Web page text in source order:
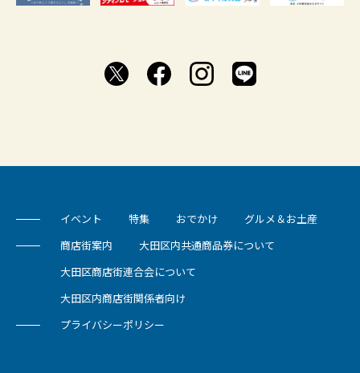
イベント 特集 おでかけ グルメ＆お土産
商店街案内 大田区内共通商品券について
大田区商店街連合会について
大田区内商店街関係者向け
プライバシーポリシー